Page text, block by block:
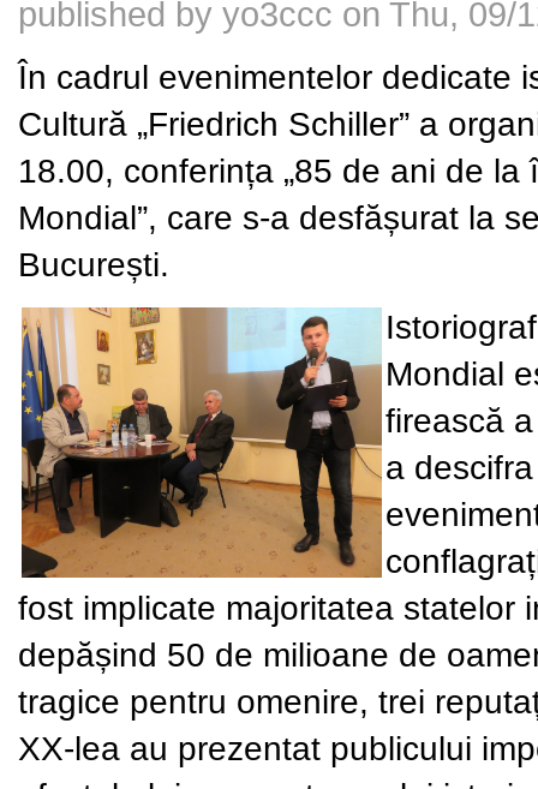
published by yo3ccc on Thu, 09/
În cadrul evenimentelor dedicate
Cultură „Friedrich Schiller” a
18.00, conferința „85 de ani de
Mondial”, care s-a desfășurat la
București.
Mondial
firească
a
fost implicate majoritatea statelor
depășind 50 de milioane de
tragice pentru omenire, trei
XX-lea au prezentat publicului